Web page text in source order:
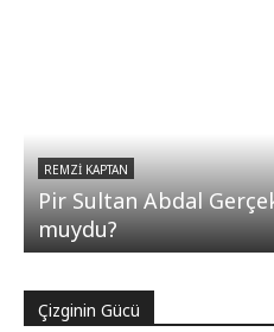
REMZI KAPTAN
Pir Sultan Abdal
muydu?
Çizginin Gücü